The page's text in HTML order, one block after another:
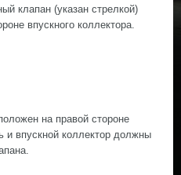
клапан (указан стрелкой)
впускного коллектора.
на правой стороне
и впускной коллектор должны